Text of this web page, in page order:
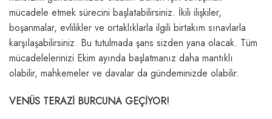
mücadele etmek sürecini başlatabilirsiniz. İkili ilişkiler,
boşanmalar, evlilikler ve ortaklıklarla ilgili birtakım sınavlarla
karşılaşabilirsiniz. Bu tutulmada şans sizden yana olacak. Tüm
mücadelelerinizi Ekim ayında başlatmanız daha mantıklı
olabilir, mahkemeler ve davalar da gündeminizde olabilir.
VENÜS TERAZİ BURCUNA GEÇİYOR!